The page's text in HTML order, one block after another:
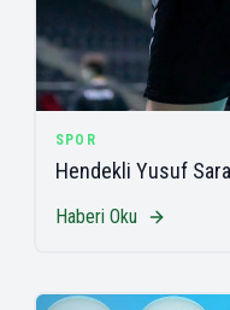
SPOR
Hendekli Yusuf
Haberi Oku